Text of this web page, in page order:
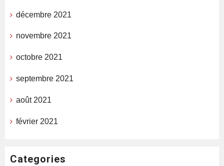
décembre 2021
novembre 2021
octobre 2021
septembre 2021
août 2021
février 2021
Categories